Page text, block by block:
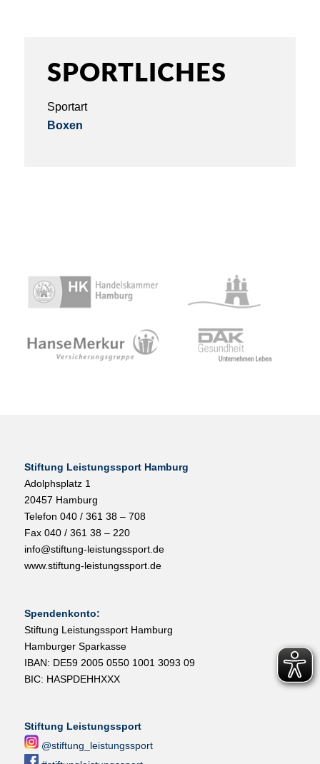
SPORTLICHES
Sportart
Boxen
Stiftung Leistungssport Hamburg
Adolphsplatz 1
20457 Hamburg
Telefon 040 / 361 38 – 708
Fax 040 / 361 38 – 220
info@stiftung-leistungssport.de
www.stiftung-leistungssport.de
Spendenkonto:
Stiftung Leistungssport Hamburg
Hamburger Sparkasse
IBAN: DE59 2005 0550 1001 3093 09
BIC: HASPDEHHXXX
Stiftung Leistungssport
@stiftung_leistungssport